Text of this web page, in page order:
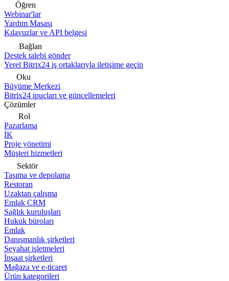
Öğren
Webinar'lar
Yardım Masası
Kılavuzlar ve API belgesi
Bağlan
Destek talebi gönder
Yerel Bitrix24 iş ortaklarıyla iletişime geçin
Oku
Büyüme Merkezi
Bitrix24 ipuçları ve güncellemeleri
Çözümler
Rol
Pazarlama
İK
Proje yönetimi
Müşteri hizmetleri
Sektör
Taşıma ve depolama
Restoran
Uzaktan çalışma
Emlak CRM
Sağlık kuruluşları
Hukuk büroları
Emlak
Danışmanlık şirketleri
Seyahat işletmeleri
İnşaat şirketleri
Mağaza ve e-ticaret
Ürün kategorileri